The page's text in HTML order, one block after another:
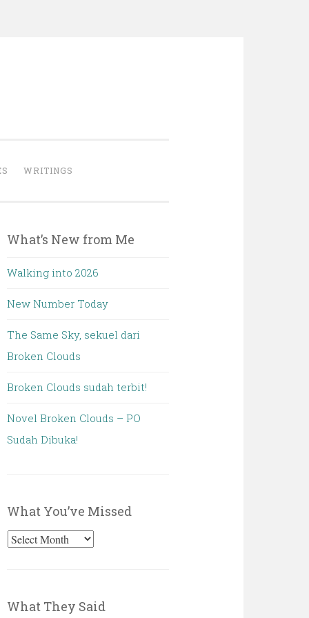
WRITINGS
What’s New from Me
Walking into 2026
New Number Today
The Same Sky, sekuel dari
Broken Clouds
Broken Clouds sudah terbit!
Novel Broken Clouds – PO
Sudah Dibuka!
What You’ve Missed
What
What They Said